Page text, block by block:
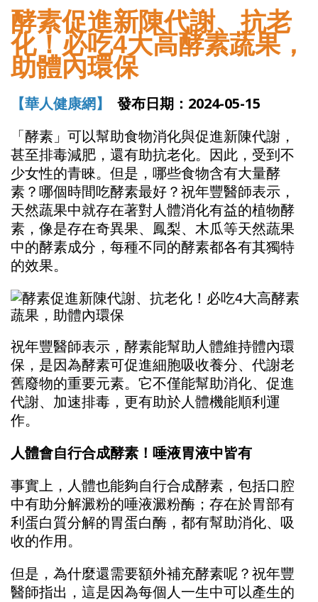
酵素促進新陳代謝、抗老
化！必吃4大高酵素蔬果，
助體內環保
【華人健康網】 發布日期：2024-05-15
「酵素」可以幫助食物消化與促進新陳代謝，
甚至排毒減肥，還有助抗老化。因此，受到不
少女性的青睞。但是，哪些食物含有大量酵
素？哪個時間吃酵素最好？祝年豐醫師表示，
天然蔬果中就存在著對人體消化有益的植物酵
素，像是存在奇異果、鳳梨、木瓜等天然蔬果
中的酵素成分，每種不同的酵素都各有其獨特
的效果。
祝年豐醫師表示，酵素能幫助人體維持體內環
保，是因為酵素可促進細胞吸收養分、代謝老
舊廢物的重要元素。它不僅能幫助消化、促進
代謝、加速排毒，更有助於人體機能順利運
作。
人體會自行合成酵素！唾液胃液中皆有
事實上，人體也能夠自行合成酵素，包括口腔
中有助分解澱粉的唾液澱粉酶；存在於胃部有
利蛋白質分解的胃蛋白酶，都有幫助消化、吸
收的作用。
但是，為什麼還需要額外補充酵素呢？祝年豐
醫師指出，這是因為每個人一生中可以產生的